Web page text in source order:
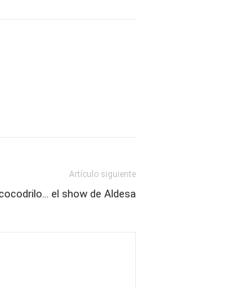
Artículo siguiente
el show de Aldesa